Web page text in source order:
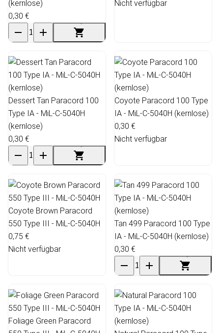
(kernlose)
0,30 €
Nicht verfügbar
Dessert Tan Paracord 100
Type IA - MiL-C-5040H
(kernlose)
0,30 €
Coyote Paracord 100 Type
IA - MiL-C-5040H (kernlose)
0,30 €
Nicht verfügbar
Coyote Brown Paracord
550 Type III - MiL-C-5040H
0,75 €
Nicht verfügbar
Tan 499 Paracord 100 Type
IA - MiL-C-5040H (kernlose)
0,30 €
Foliage Green Paracord